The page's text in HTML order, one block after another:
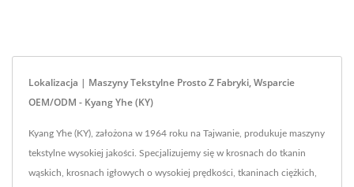
Lokalizacja | Maszyny Tekstylne Prosto Z Fabryki, Wsparcie
OEM/ODM - Kyang Yhe (KY)
Kyang Yhe (KY), założona w 1964 roku na Tajwanie, produkuje maszyny
tekstylne wysokiej jakości. Specjalizujemy się w krosnach do tkanin
wąskich, krosnach igłowych o wysokiej prędkości, tkaninach ciężkich,